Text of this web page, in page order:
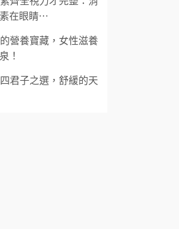
在眼睛⋯
營養寶藏，女性滋養
！
君子之選，舒緩的天